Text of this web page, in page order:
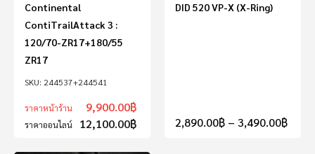
244537+244541
Continental
ContiTrailAttack 3 :
120/70-ZR17+180/55
ZR17
ราคาหน้าร้าน 9,900.00฿
ราคาออนไลน์ 12,100.00฿
DID 520 VP-X (X-Ring)
2,890.00฿ – 3,490.00฿